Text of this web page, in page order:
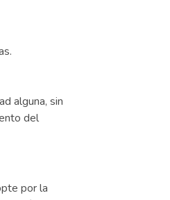
alguna, sin
del
por la